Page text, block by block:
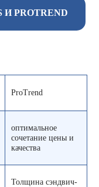
PROTREND
ProTrend
оптимальное
сочетание цены и
качества
Толщина сэндвич-